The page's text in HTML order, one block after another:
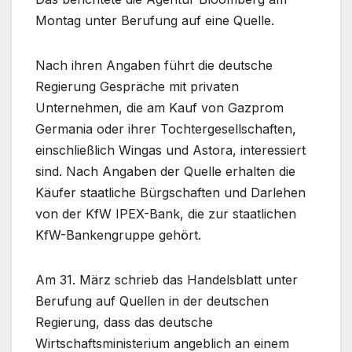
Montag unter Berufung auf eine Quelle.
Nach ihren Angaben führt die deutsche
Regierung Gespräche mit privaten
Unternehmen, die am Kauf von Gazprom
Germania oder ihrer Tochtergesellschaften,
einschließlich Wingas und Astora, interessiert
sind. Nach Angaben der Quelle erhalten die
Käufer staatliche Bürgschaften und Darlehen
von der KfW IPEX-Bank, die zur staatlichen
KfW-Bankengruppe gehört.
Am 31. März schrieb das Handelsblatt unter
Berufung auf Quellen in der deutschen
Regierung, dass das deutsche
Wirtschaftsministerium angeblich an einem